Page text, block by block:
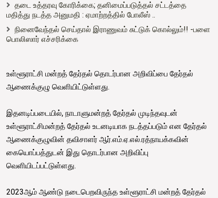
தடை உத்தரவு கோரிக்கை; தனிமைப்படுத்தல் சட்டத்தை
மதித்து நடத்த அனுமதி : ஏமாற்றத்தில் போலீஸ் ..
நினைவேந்தல் செய்தால் இராணுவம் சுட்டுக் கொல்லும்!! -பளை
பொலிஸார் எச்சரிக்கை
உள்ளூராட்சி மன்றத் தேர்தல் தொடர்பான அறிவிப்பை தேர்தல்
ஆணைக்குழு வெளியிட்டுள்ளது.
இதனடிப்படையில், நாடாளுமன்றத் தேர்தல் முடிந்தவுடன்
உள்ளூராட்சிமன்றத் தேர்தல் உடனடியாக நடத்தப்படும் என தேர்தல்
ஆணைக்குழுவின் தவிசாளர் ஆர்.எம்.ஏ.எல்.ரத்நாயக்கவின்
கையொப்பத்துடன் இது தொடர்பான அறிவிப்பு
வெளியிடப்பட்டுள்ளது.
2023ஆம் ஆண்டு நடைபெறவிருந்த உள்ளூராட்சி மன்றத் தேர்தல்